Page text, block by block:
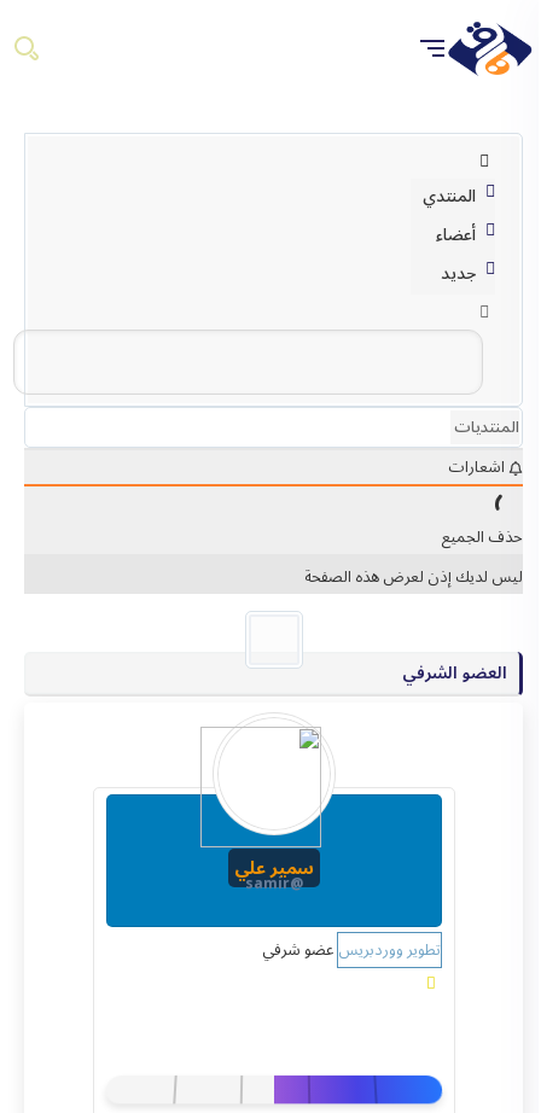
المنتدي
أعضاء
جديد
المنتديات
اشعارات
حذف الجميع
ليس لديك إذن لعرض هذه الصفحة
العضو الشرفي
سمير علي
@samir
تطوير ووردبريسعضو شرفي